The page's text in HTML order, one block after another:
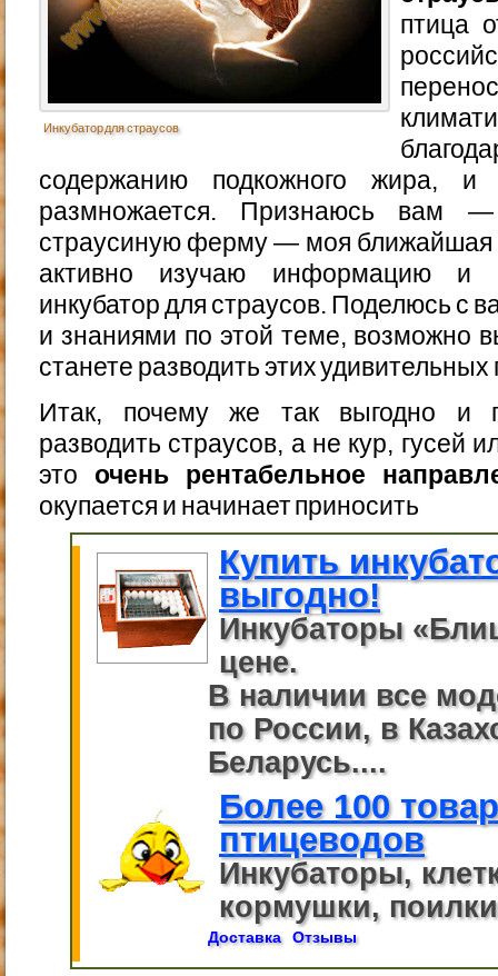
Инкубатор для страусов
птица
содержанию подкожного жира,
размножается. Признаюсь вам
страусиную ферму — моя ближайшая
активно изучаю информацию и
инкубатор для страусов. Поделюсь с
и знаниями по этой теме, возможно
станете разводить этих удивительных
Итак, почему же так выгодно и
разводить страусов, а не кур, гусей
это очень рентабельное
окупается и начинает приносить
Купить
выгодно!
Инкубаторы
цене.
В наличии все
по России, в
Беларусь....
Более 100
птицеводов
Инкубаторы,
кормушки,
Доставка Отзывы